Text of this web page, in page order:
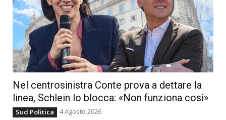
Nel centrosinistra Conte prova a dettare la
linea, Schlein lo blocca: «Non funziona così»
Sud Politica 4 Agosto 2026